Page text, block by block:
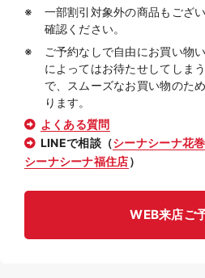
一部割引対象外の商品もござ
確認ください。
ご予約なしで自由にお買い物
によってはお待たせしてしま
で、スムーズなお買い物のた
ります。
よくある質問
LINEで相談（シーナシーナ花
シーナシーナ福住店）
WEB来店ご